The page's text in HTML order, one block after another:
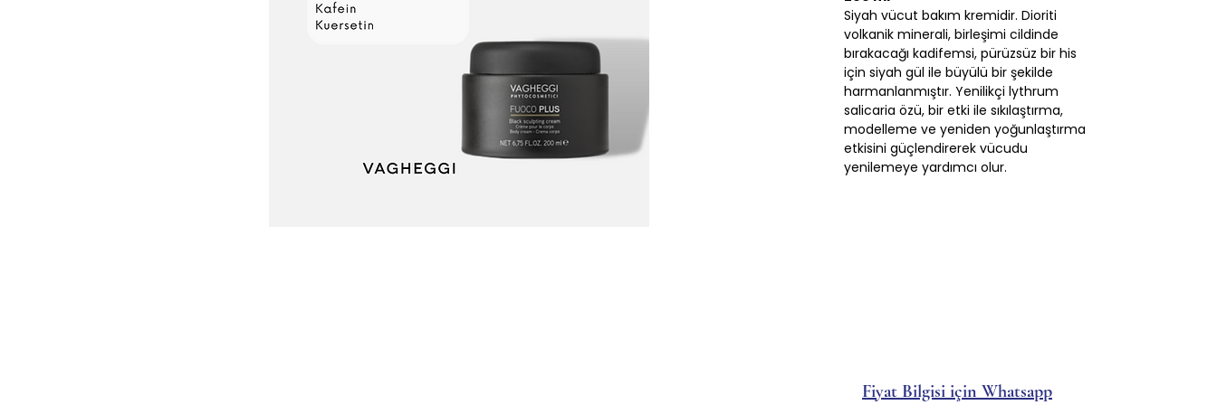
Siyah vücut bakım kremidir. Dioriti
volkanik minerali, birleşimi cildinde
bırakacağı kadifemsi, pürüzsüz bir his
için siyah gül ile büyülü bir şekilde
harmanlanmıştır. Yenilikçi lythrum
salicaria özü, bir etki ile sıkılaştırma,
modelleme ve yeniden yoğunlaştırma
etkisini güçlendirerek vücudu
yenilemeye yardımcı olur.
Fiyat Bilgisi için Whatsapp